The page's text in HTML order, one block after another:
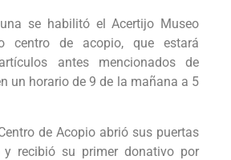
se habilitó el Acertijo Museo
centro de acopio, que estará
antes mencionados de
un horario de 9 de la mañana a 5
de Acopio abrió sus puertas
y recibió su primer donativo por